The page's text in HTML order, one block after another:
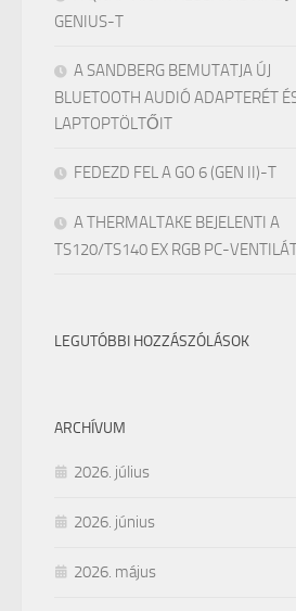
GENIUS-T
A SANDBERG BEMUTATJA ÚJ
BLUETOOTH AUDIÓ ADAPTERÉT
LAPTOPTÖLTŐIT
FEDEZD FEL A GO 6 (GEN II)-T
A THERMALTAKE BEJELENTI A
TS120/TS140 EX RGB PC-
LEGUTÓBBI HOZZÁSZÓLÁSOK
ARCHÍVUM
2026. július
2026. június
2026. május